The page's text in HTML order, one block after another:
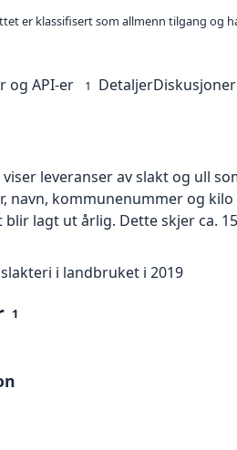
er klassifisert som allmenn tilgang og
og API-er 1 DetaljerDiskusjoner
leveranser av slakt og ull
navn, kommunenummer og
lagt ut årlig. Dette skjer ca.
i landbruket i 2019
1